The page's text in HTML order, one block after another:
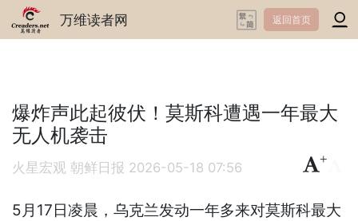
万维读者网 返回首页
爆炸声此起彼伏！莫斯科遭遇一年最大
无人机袭击
火星宏观 朝鲜日报 2026-05-18 07:56
+
5月17日凌晨，乌克兰发动一年多来对莫斯科最大